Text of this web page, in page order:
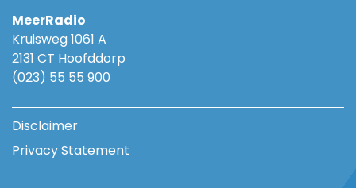
MeerRadio
Kruisweg 1061 A
2131 CT Hoofddorp
(023) 55 55 900
Disclaimer
Privacy Statement